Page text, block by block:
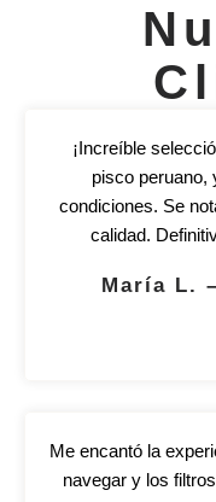
¡Increíble
pisco peruano,
condiciones. Se
calidad.
María L.
Me encantó la
navegar y los